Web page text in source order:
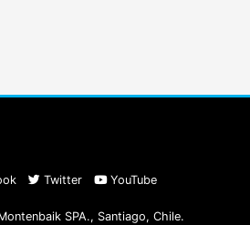
Twitter YouTube
SPA., Santiago, Chile.